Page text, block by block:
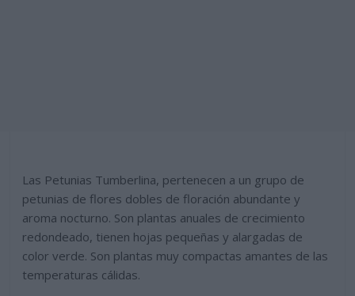
Las Petunias Tumberlina, pertenecen a un grupo de
petunias de flores dobles de floración abundante y
aroma nocturno. Son plantas anuales de crecimiento
redondeado, tienen hojas pequeñas y alargadas de
color verde. Son plantas muy compactas amantes de las
temperaturas cálidas.